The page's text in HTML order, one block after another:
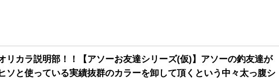
リカラ説明部！！【アソーお友達シリーズ(仮)】アソーの釣友達が
ソと使っている実績抜群のカラーを卸して頂くという中々太っ腹シ